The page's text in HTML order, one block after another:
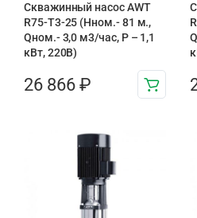
Скважинный насос AWT
R75-T3-25 (Нном.- 81 м.,
Qном.- 3,0 м3/час, Р – 1,1
кВт, 220В)
26 866 ₽